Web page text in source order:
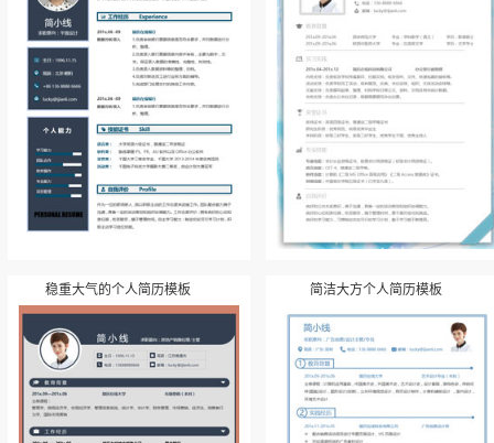
稳重大气的个人简历模板 简洁大方个人简历模板